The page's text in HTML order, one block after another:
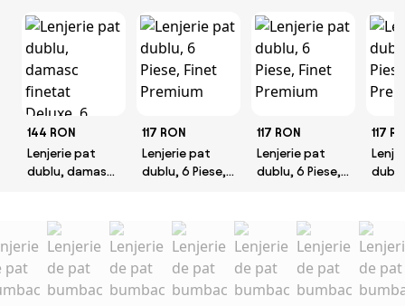
144 RON
Lenjerie pat
dublu, damasc
cearceaf pat
cu elastic -
Negru
117 RON
Lenjerie pat
dublu, 6 Piese,
117 RON
Lenjerie pat
dublu, 6 Piese,
117